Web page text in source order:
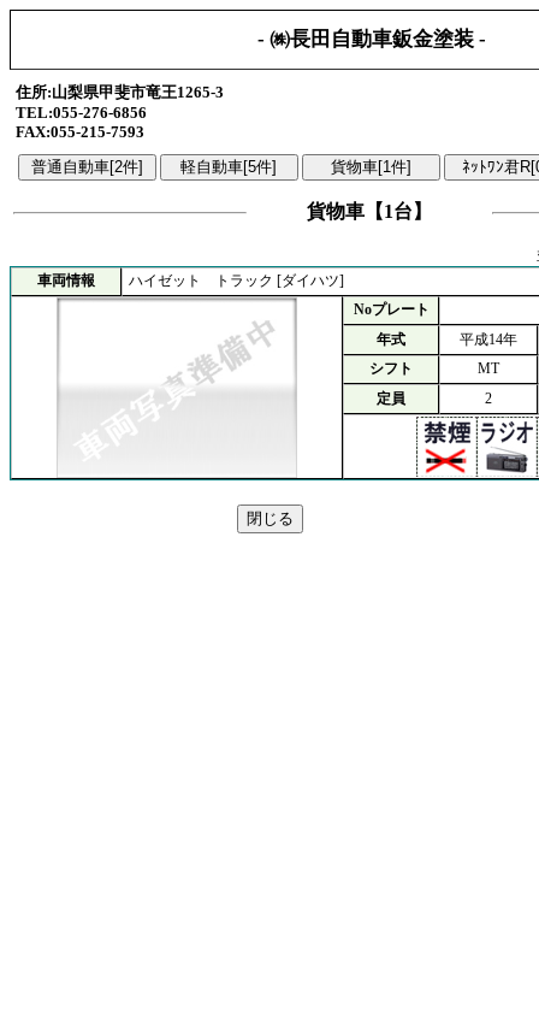
- ㈱長田自動車鈑金塗装 -
住所:山梨県甲斐市竜王1265-3
TEL:055-276-6856
FAX:055-215-7593
貨物車【1台】
車両情報
ハイゼット トラック [ダイハツ]
Noプレート
年式
平成14年
シフト
MT
定員
2